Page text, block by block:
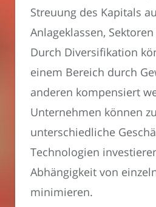
Streuung des Kapitals
Anlageklassen,
Durch Diversifikation
einem Bereich durch
anderen kompensiert
Unternehmen können
unterschiedliche
Technologien
Abhängigkeit von
minimieren.